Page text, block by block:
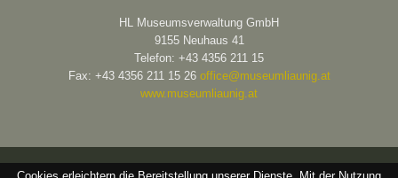
HL Museumsverwaltung GmbH
9155 Neuhaus 41
Telefon: +43 4356 211 15
Fax: +43 4356 211 15 26 office@museumliaunig.at
www.museumliaunig.at